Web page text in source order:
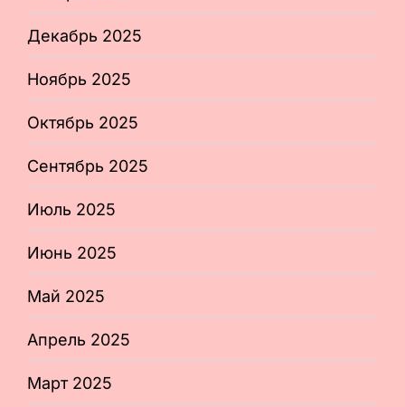
Декабрь 2025
Ноябрь 2025
Октябрь 2025
Сентябрь 2025
Июль 2025
Июнь 2025
Май 2025
Апрель 2025
Март 2025